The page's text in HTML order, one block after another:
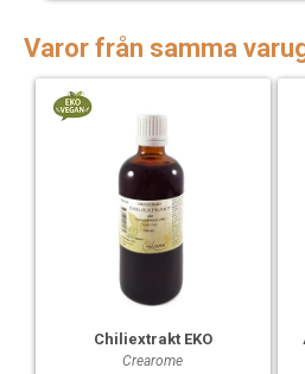
Varor från samma
Chiliextrakt EKO
Crearome